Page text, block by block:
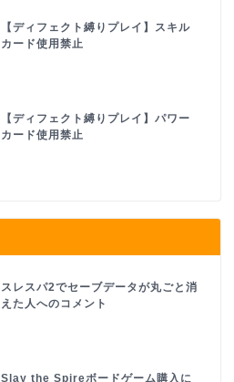
【ディフェクト縛りプレイ】スキル
カード使用禁止
【ディフェクト縛りプレイ】パワー
カード使用禁止
スレスパ2でセーブデータが丸ごと消
えた人へのコメント
Slay the Spireボードゲーム購入に